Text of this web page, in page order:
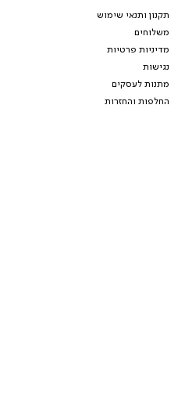
תקנון ותנאי שימוש
משלוחים
מדיניות פרטיות
נגישות
מתנות לעסקים
החלפות והחזרות